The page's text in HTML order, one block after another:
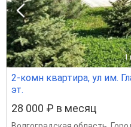
1
2-комн квартира, ул им.
эт.
28 000 ₽ в месяц